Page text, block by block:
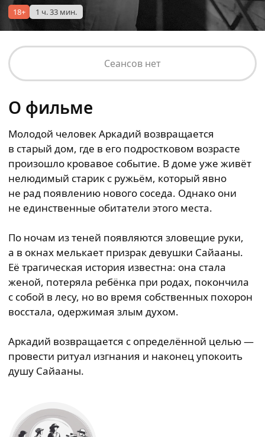
18+ 1 ч. 33 мин.
Сеансов нет
О фильме
Молодой человек Аркадий возвращается
в старый дом, где в его подростковом возрасте
произошло кровавое событие. В доме уже живёт
нелюдимый старик с ружьём, который явно
не рад появлению нового соседа. Однако они
не единственные обитатели этого места.
По ночам из теней появляются зловещие руки,
а в окнах мелькает призрак девушки Сайааны.
Её трагическая история известна: она стала
женой, потеряла ребёнка при родах, покончила
с собой в лесу, но во время собственных похорон
восстала, одержимая злым духом.
Аркадий возвращается с определённой целью —
провести ритуал изгнания и наконец упокоить
душу Сайааны.